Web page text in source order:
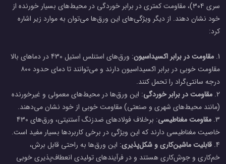
سری ۳۰۴)، مقاومت کمتری در برابر خوردگی در محیط‌های بسیار خورنده از
خود نشان دهند. از دیگر ویژگی‌های این ورق‌ها می‌توان به موارد زیر اشاره
کرد:
1. مقاومت در برابر اکسیداسیون
: ورق‌های استنلس استیل 430 در دماهای بالا
مقاومت خوبی در برابر اکسیداسیون دارند و می‌توانند تا دمای حدود ۸۰۰
درجه سانتی‌گراد را تحمل کنند.
2. مقاومت در برابر خوردگی: این ورق‌ها در محیط‌های معمولی و غیرخورنده
(مانند محیط‌های شهری و صنعتی) مقاومت خوبی از خود نشان می‌دهند.
3. مقاومت مغناطیسی
: برخلاف فولادهای ضدزنگ آستنیتی، ورق‌های 430
خاصیت مغناطیسی دارند که این ویژگی در برخی کاربردها بسیار مفید است.
4. قابلیت ماشین‌کاری و شکل‌پذیری: این ورق‌ها به راحتی قابل برش،
خم‌کاری و جوش‌کاری هستند و در فرآیندهای تولیدی انعطاف‌پذیری خوبی